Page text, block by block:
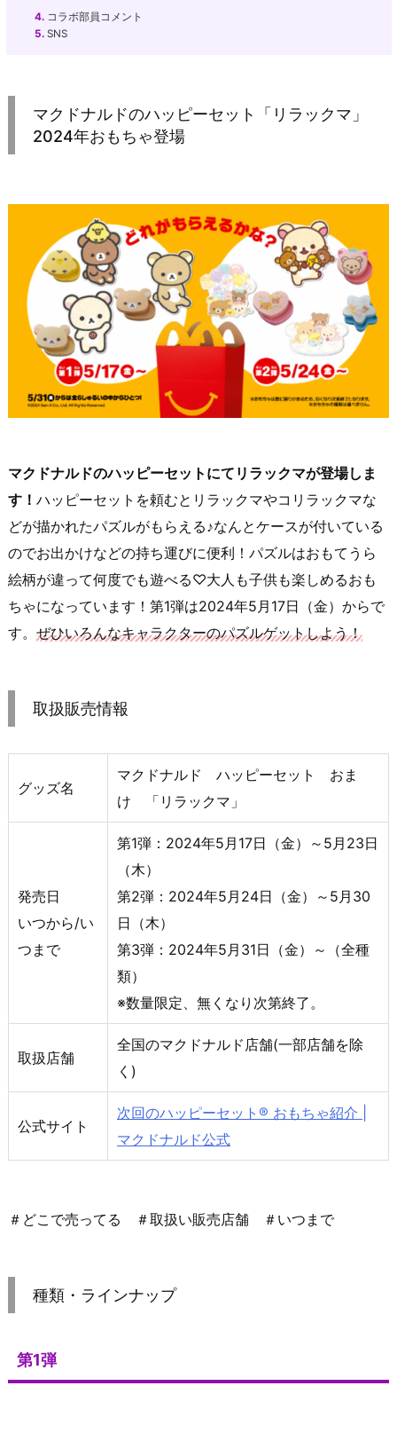
4.コラボ部員コメント
5.SNS
マクドナルドのハッピーセット「リラックマ」
2024年おもちゃ登場
マクドナルドのハッピーセットにてリラックマが登場しま
す！ ハッピーセットを頼むとリラックマやコリラックマな
どが描かれたパズルがもらえる♪なんとケースが付いている
のでお出かけなどの持ち運びに便利！パズルはおもてうら
絵柄が違って何度でも遊べる♡大人も子供も楽しめるおも
ちゃになっています！第1弾は2024年5月17日（金）からで
す。 ぜひいろんなキャラクターのパズルゲットしよう！
取扱販売情報
グッズ名
マクドナルド ハッピーセット おま
け 「リラックマ」
発売日
いつから/い
つまで
第1弾：2024年5月17日（金）～5月23日
（木）
第2弾：2024年5月24日（金）～5月30
日（木）
第3弾：2024年5月31日（金）～（全種
類）
※数量限定、無くなり次第終了。
取扱店舗
全国のマクドナルド店舗(一部店舗を除
く)
公式サイト
次回のハッピーセット® おもちゃ紹介 |
マクドナルド公式
＃どこで売ってる ＃取扱い販売店舗 ＃いつまで
種類・ラインナップ
第1弾